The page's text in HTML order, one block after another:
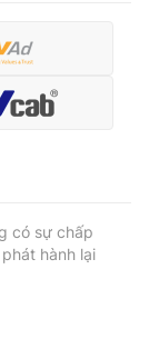
có sự chấp
hành lại